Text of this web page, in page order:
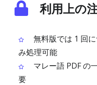
利用上の
無料版では 1 回
み処理可能
マレー語 PDF の
要